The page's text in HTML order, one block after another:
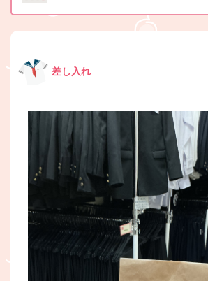
差し入れ